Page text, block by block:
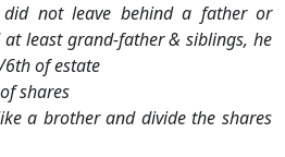
did not leave behind a father or
least grand-father & siblings, he
6th of estate
shares
a brother and divide the shares